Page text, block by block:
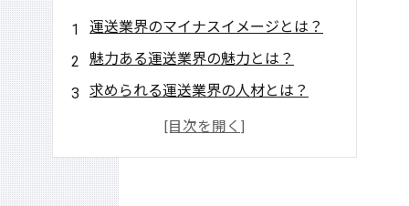
運送業界のマイナスイメージとは？
魅力ある運送業界の魅力とは？
求められる運送業界の人材とは？
当社の運送業界求人の特徴とは？
運送業界で働くことのメリットとは？